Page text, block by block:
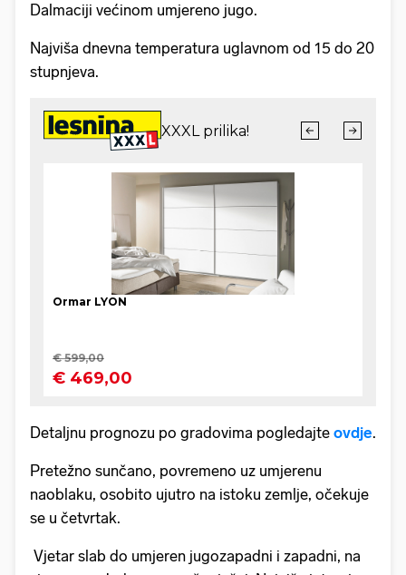
Dalmaciji većinom umjereno jugo.
Najviša dnevna temperatura uglavnom od 15 do 20
stupnjeva.
Detaljnu prognozu po gradovima pogledajte ovdje.
Pretežno sunčano, povremeno uz umjerenu
naoblaku, osobito ujutro na istoku zemlje, očekuje
se u četvrtak.
Vjetar slab do umjeren jugozapadni i zapadni, na